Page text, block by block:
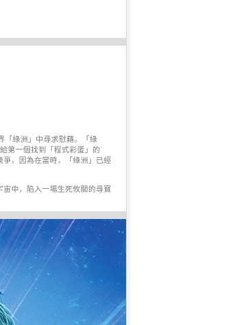
「綠洲」中尋求慰藉。「綠
第一個找到「程式彩蛋」的
，因為在當時，「綠洲」已經
中，陷入一場生死攸關的尋寶